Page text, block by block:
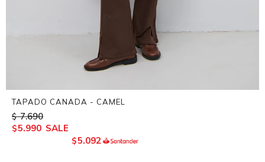
TAPADO CANADA - CAMEL
$ 7.690
$5.990
$5.092